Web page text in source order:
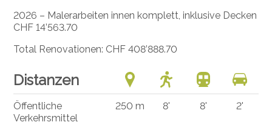
2026 – Malerarbeiten innen komplett, inklusive Decken
CHF 14’563.70
Total Renovationen: CHF 408’888.70
Distanzen
Öffentliche
Verkehrsmittel
250 m 8' 8' 2'